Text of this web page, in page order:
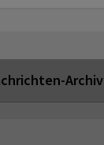
Archiv